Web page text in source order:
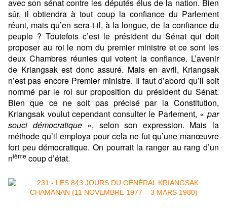
avec son sénat contre les députés élus de la nation. Bien
sûr, il obtiendra à tout coup la confiance du Parlement
réuni, mais qu’en sera-t-il, à la longue, de la confiance du
peuple ? Toutefois c’est le président du Sénat qui doit
proposer au roi le nom du premier ministre et ce sont les
deux Chambres réunies qui votent la confiance. L’avenir
de Kriangsak est donc assuré. Mais en avril, Kriangsak
n’est pas encore Premier ministre. Il faut d’abord qu’il soit
nommé par le roi sur proposition du président du Sénat.
Bien que ce ne soit pas précisé par la Constitution,
Kriangsak voulut cependant consulter le Parlement, « par
souci démocratique», selon son expression. Mais la
méthode qu’il employa pour cela ne fut qu’une manœuvre
fort peu démocratique. On pourrait la ranger au rang d’un
nième coup d’état.